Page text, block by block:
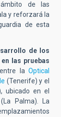
de las
y reforzará la
de esta
de los
las pruebas
entre laOptical
(Tenerife) y el
, ubicado en el
(La Palma). La